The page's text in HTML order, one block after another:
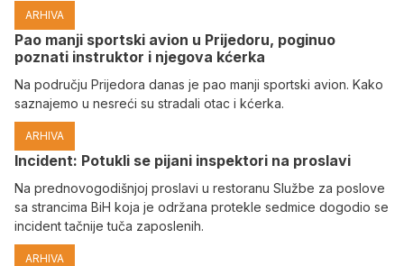
ARHIVA
Pao manji sportski avion u Prijedoru, poginuo
poznati instruktor i njegova kćerka
Na području Prijedora danas je pao manji sportski avion. Kako
saznajemo u nesreći su stradali otac i kćerka.
ARHIVA
Incident: Potukli se pijani inspektori na proslavi
Na prednovogodišnjoj proslavi u restoranu Službe za poslove
sa strancima BiH koja je održana protekle sedmice dogodio se
incident tačnije tuča zaposlenih.
ARHIVA